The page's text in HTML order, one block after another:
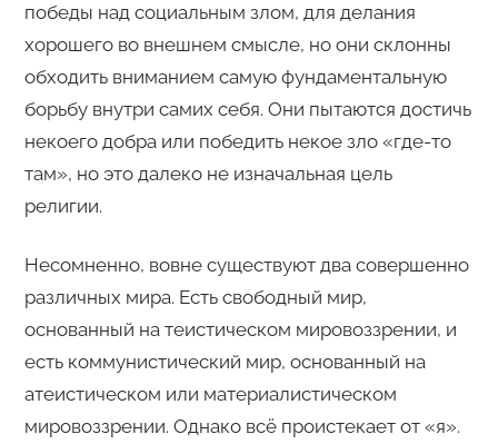
победы над социальным злом, для делания
хорошего во внешнем смысле, но они склонны
обходить вниманием самую фундаментальную
борьбу внутри самих себя. Они пытаются достичь
некоего добра или победить некое зло «где-то
там», но это далеко не изначальная цель
религии.
Несомненно, вовне существуют два совершенно
различных мира. Есть свободный мир,
основанный на теистическом мировоззрении, и
есть коммунистический мир, основанный на
атеистическом или материалистическом
мировоззрении. Однако всё проистекает от «я».